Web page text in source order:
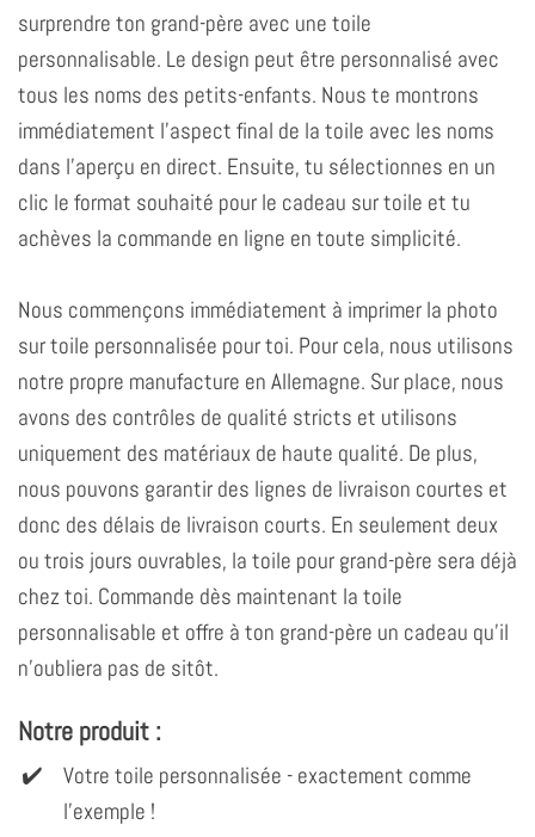
surprendre ton grand-père avec une toile
personnalisable. Le design peut être personnalisé avec
tous les noms des petits-enfants. Nous te montrons
immédiatement l'aspect final de la toile avec les noms
dans l'aperçu en direct. Ensuite, tu sélectionnes en un
clic le format souhaité pour le cadeau sur toile et tu
achèves la commande en ligne en toute simplicité.
Nous commençons immédiatement à imprimer la photo
sur toile personnalisée pour toi. Pour cela, nous utilisons
notre propre manufacture en Allemagne. Sur place, nous
avons des contrôles de qualité stricts et utilisons
uniquement des matériaux de haute qualité. De plus,
nous pouvons garantir des lignes de livraison courtes et
donc des délais de livraison courts. En seulement deux
ou trois jours ouvrables, la toile pour grand-père sera déjà
chez toi. Commande dès maintenant la toile
personnalisable et offre à ton grand-père un cadeau qu'il
n'oubliera pas de sitôt.
Notre produit :
Votre toile personnalisée - exactement comme
l'exemple !